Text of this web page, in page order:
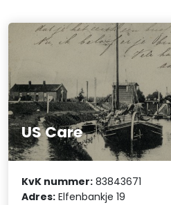
US Care
KvK nummer: 83843671
Adres: Elfenbankje 19